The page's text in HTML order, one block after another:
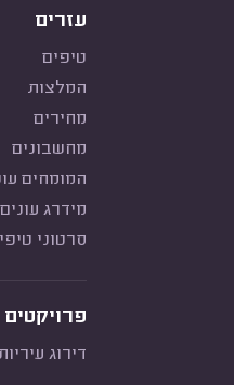
עזרים
טיפים
המלצות
מחירים
מחשבונים
המומחים
מידרג עונים
סרטוני
פרויקטים
דירוג